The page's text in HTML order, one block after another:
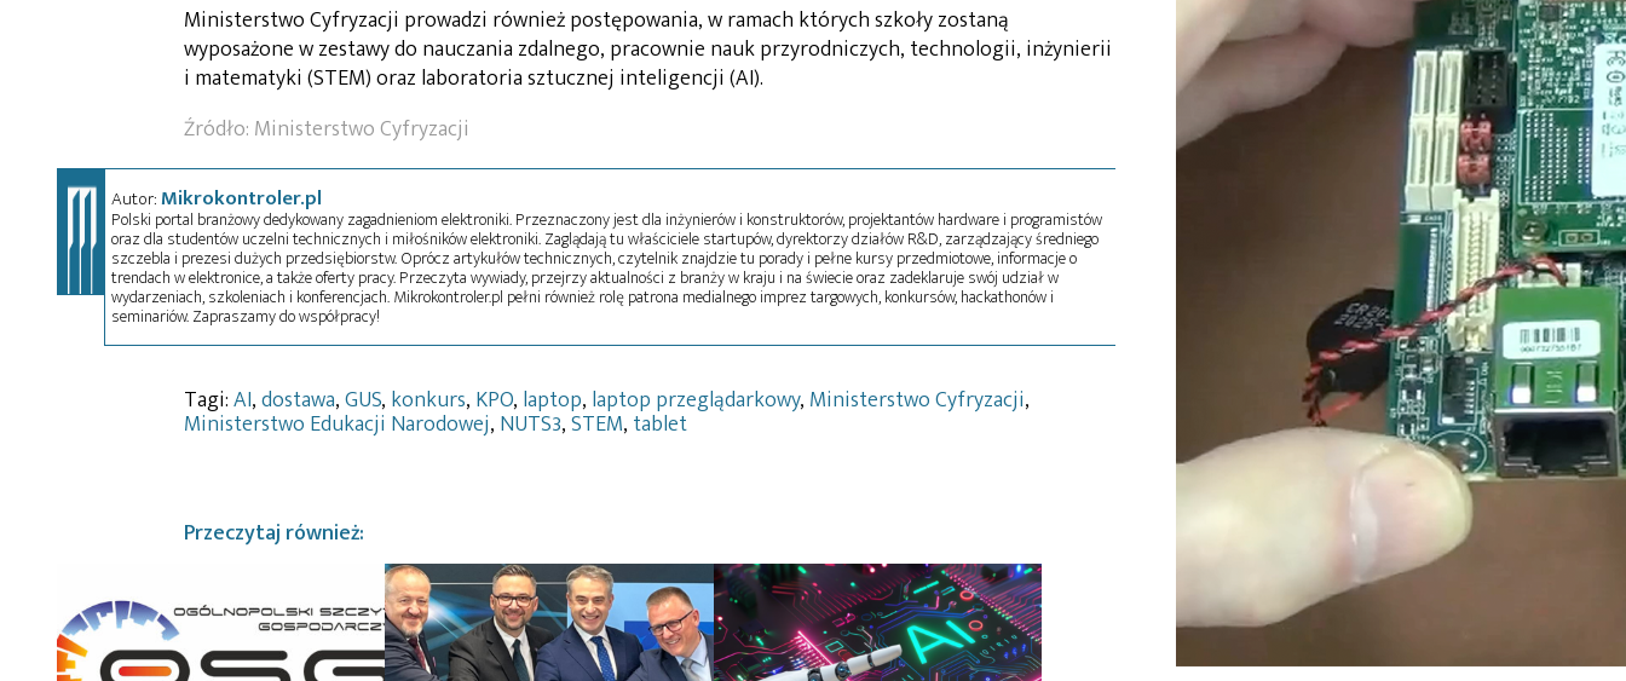
Ministerstwo Cyfryzacji prowadzi również postępowania, w ramach których szkoły zostaną
wyposażone w zestawy do nauczania zdalnego, pracownie nauk przyrodniczych, technologii, inżynierii
i matematyki (STEM) oraz laboratoria sztucznej inteligencji (AI).
Źródło: Ministerstwo Cyfryzacji
Autor:Mikrokontroler.pl
Polski portal branżowy dedykowany zagadnieniom elektroniki. Przeznaczony jest dla inżynierów i konstruktorów, projektantów hardware i programistów
oraz dla studentów uczelni technicznych i miłośników elektroniki. Zaglądają tu właściciele startupów, dyrektorzy działów R&D, zarządzający średniego
szczebla i prezesi dużych przedsiębiorstw. Oprócz artykułów technicznych, czytelnik znajdzie tu porady i pełne kursy przedmiotowe, informacje o
trendach w elektronice, a także oferty pracy. Przeczyta wywiady, przejrzy aktualności z branży w kraju i na świecie oraz zadeklaruje swój udział w
wydarzeniach, szkoleniach i konferencjach. Mikrokontroler.pl pełni również rolę patrona medialnego imprez targowych, konkursów, hackathonów i
seminariów. Zapraszamy do współpracy!
Tagi:AI,dostawa,GUS, konkurs, KPO, laptop, laptop przeglądarkowy, Ministerstwo Cyfryzacji,
Ministerstwo Edukacji Narodowej, NUTS3,STEM, tablet
Przeczytaj również: